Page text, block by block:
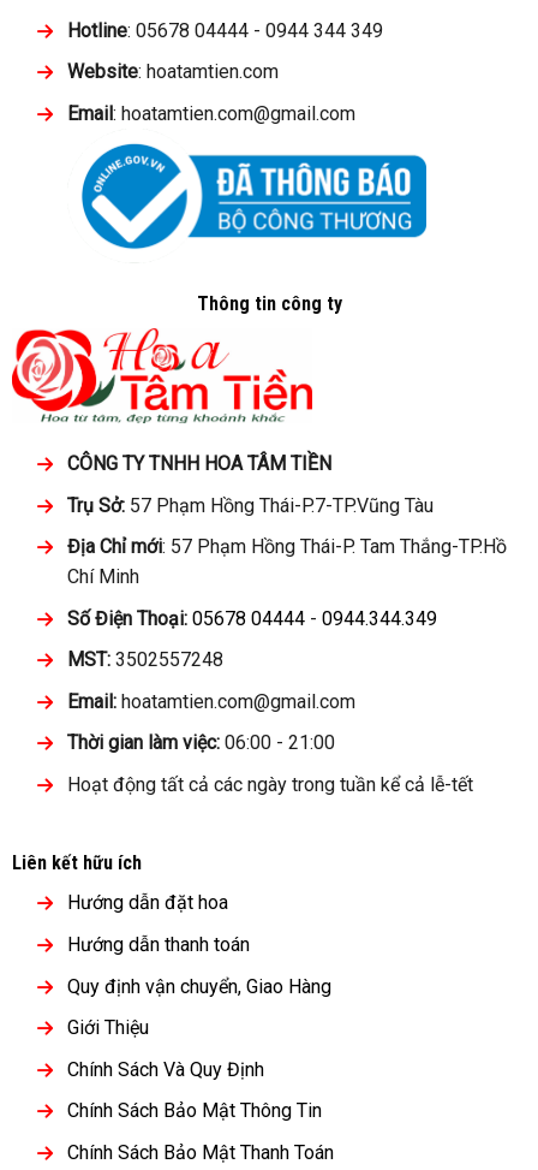
Hotline: 05678 04444 - 0944 344 349
Website: hoatamtien.com
Email: hoatamtien.com@gmail.com
Thông tin công ty
CÔNG TY TNHH HOA TÂM TIỀN
Trụ Sở: 57 Phạm Hồng Thái-P.7-TP.Vũng Tàu
Địa Chỉ mới: 57 Phạm Hồng Thái-P. Tam Thắng-TP.Hồ
Chí Minh
Số Điện Thoại: 05678 04444- 0944.344.349
MST:3502557248
Email: hoatamtien.com@gmail.com
Thời gian làm việc:06:00 - 21:00
Hoạt động tất cả các ngày trong tuần kể cả lễ-tết
Liên kết hữu ích
Hướng dẫn đặt hoa
Hướng dẫn thanh toán
Quy định vận chuyển, Giao Hàng
Giới Thiệu
Chính Sách Và Quy Định
Chính Sách Bảo Mật Thông Tin
Chính Sách Bảo Mật Thanh Toán